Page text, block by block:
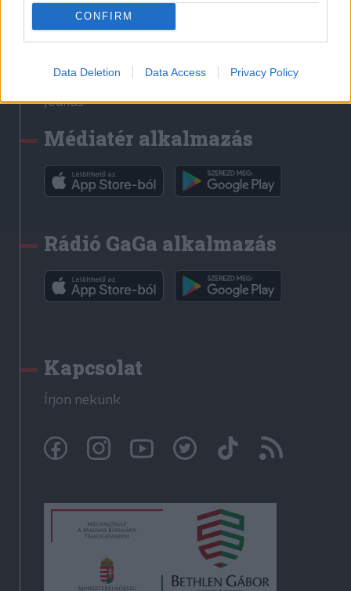
CONFIRM
Data Deletion Data Access Privacy Policy
Erdélyi Napló
Főtér
Rádió GaGa
Jóállás
Médiatér alkalmazás
Rádió GaGa alkalmazás
Kapcsolat
Írjon nekünk